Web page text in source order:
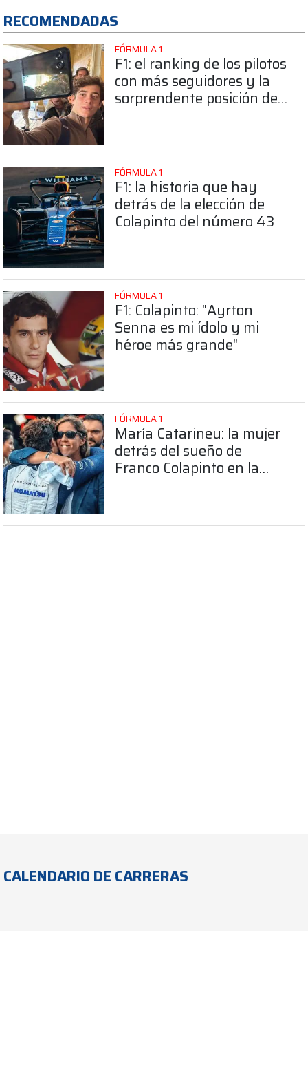
RECOMENDADAS
FÓRMULA 1
F1: el ranking de los pilotos
con más seguidores y la
sorprendente posición de
FÓRMULA 1
F1: la historia que hay
detrás de la elección de
Colapinto del número 43
FÓRMULA 1
F1: Colapinto: "Ayrton
Senna es mi ídolo y mi
héroe más grande"
FÓRMULA 1
María Catarineu: la mujer
detrás del sueño de
Franco Colapinto en la
CALENDARIO DE CARRERAS